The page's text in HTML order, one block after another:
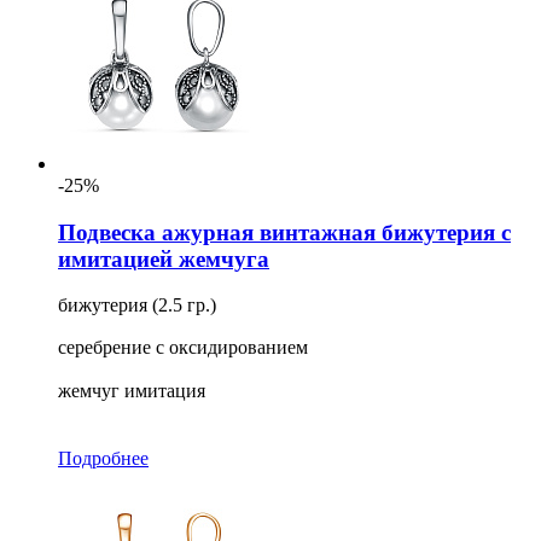
-25%
Подвеска ажурная винтажная бижутерия с
имитацией жемчуга
бижутерия (2.5 гр.)
серебрение с оксидированием
жемчуг имитация
Подробнее